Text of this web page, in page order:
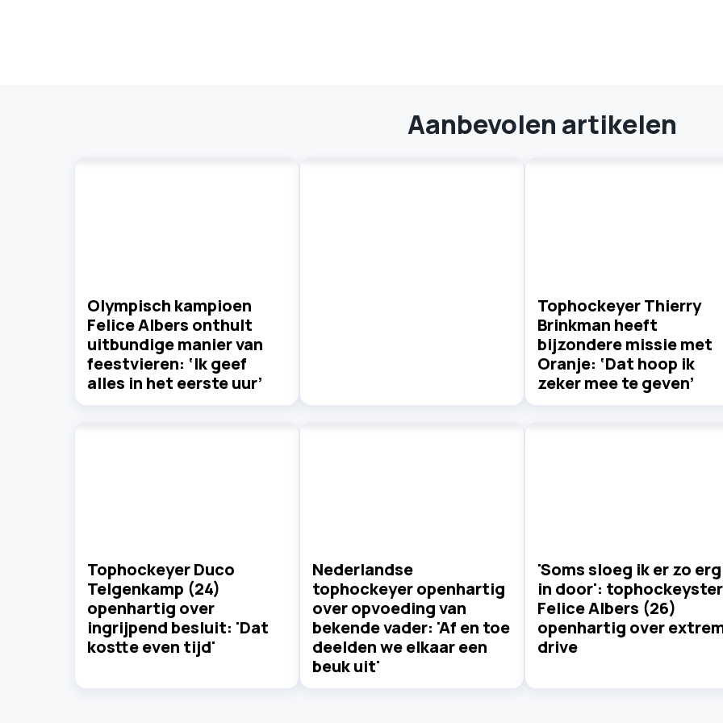
Aanbevolen artikelen
Olympisch kampioen
Felice Albers onthult
uitbundige manier van
feestvieren: ‘Ik geef
alles in het eerste uur’
Tophockeyer Thierry
Brinkman heeft
bijzondere missie met
Oranje: ‘Dat hoop ik
zeker mee te geven’
Tophockeyer Duco
Telgenkamp (24)
openhartig over
ingrijpend besluit: 'Dat
kostte even tijd'
Nederlandse
tophockeyer openhartig
over opvoeding van
bekende vader: 'Af en toe
deelden we elkaar een
beuk uit'
'Soms sloeg ik er zo erg
in door': tophockeyster
Felice Albers (26)
openhartig over
drive